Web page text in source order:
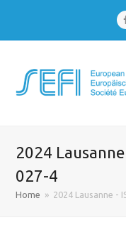
2024
027-4
Home » 2024 Lausanne -